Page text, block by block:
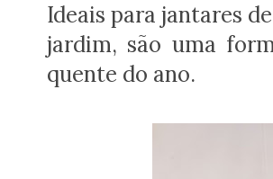
Ideais para jantares
jardim, são uma
quente do ano.